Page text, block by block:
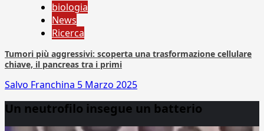
biologia
News
Ricerca
Tumori più aggressivi: scoperta una trasformazione cellulare
chiave, il pancreas tra i primi
Salvo Franchina 5 Marzo 2025
Un neutrofilo insegue un batterio